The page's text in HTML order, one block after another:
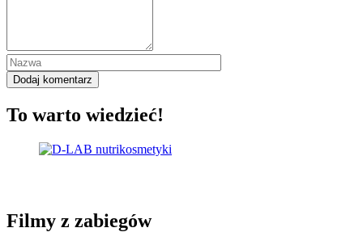
To warto wiedzieć!
Filmy z zabiegów